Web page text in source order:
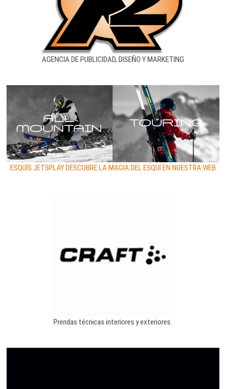
AGENCIA DE PUBLICIDAD, DISEÑO Y MARKETING
ESQUÍS JETSPLAY DESCUBRE LA MAGIA DEL ESQUÍ EN NUESTRA WEB
Prendas técnicas interiores y exteriores.